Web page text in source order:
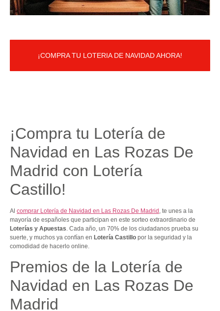
¡COMPRA TU LOTERIA DE NAVIDAD AHORA!
¡Compra tu Lotería de
Navidad en Las Rozas De
Madrid con Lotería
Castillo!
Al comprar Lotería de Navidad en Las Rozas De Madrid , te unes a la
mayoría de españoles que participan en este sorteo extraordinario de
Loterías y Apuestas. Cada año, un 70% de los ciudadanos prueba su
suerte, y muchos ya confían en Lotería Castillo por la seguridad y la
comodidad de hacerlo online.
Premios de la Lotería de
Navidad en Las Rozas De
Madrid